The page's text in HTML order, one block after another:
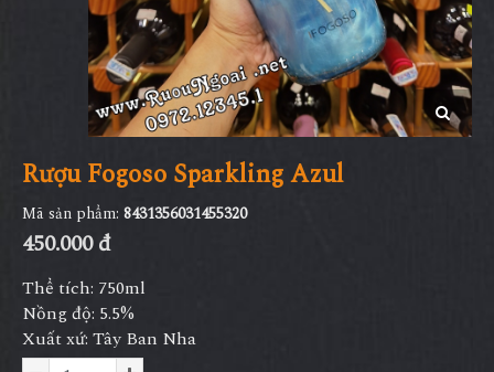
Rượu Fogoso Sparkling Azul
Mã sản phẩm: 8431356031455320
450.000 đ
Thể tích: 750ml
Nồng độ: 5.5%
Xuất xứ: Tây Ban Nha